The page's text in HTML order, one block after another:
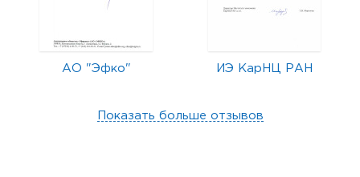
АО "Эфко" ИЭ КарНЦ РАН
Показать больше отзывов